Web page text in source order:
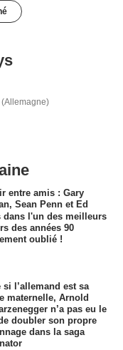
(Allemagne)
entre amis : Gary
Sean Penn et Ed
dans l'un des meilleurs
des années 90
oublié !
si l’allemand est sa
maternelle, Arnold
n’a pas eu le
doubler son propre
dans la saga